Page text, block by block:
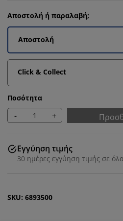
Αποστολή ή παραλαβή;
Αποστολή
Click & Collect
Ποσότητα
- +
Εγγύηση τιμής
30 ημέρες εγγύηση τιμής σε
SKU: 6893500